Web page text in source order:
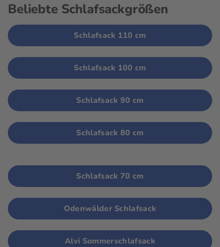
Beliebte Schlafsackgrößen
Schlafsack 110 cm
Schlafsack 100 cm
Schlafsack 90 cm
Schlafsack 80 cm
Schlafsack 70 cm
Odenwälder Schlafsack
Alvi Sommerschlafsack